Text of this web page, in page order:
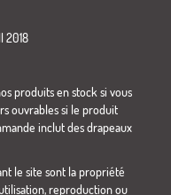
2018
produits en stock si vous
ouvrables si le produit
inclut des drapeaux
le site sont la propriété
reproduction ou